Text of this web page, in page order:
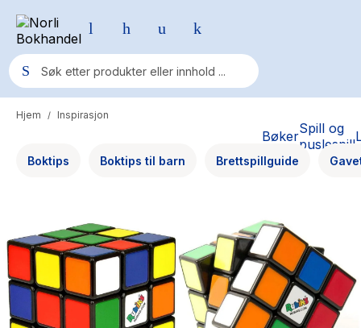
BøkerSpill og
puslespill
Populære søk
Yesteryear
Elizabeth Strout
Hitster
Boktips Boktips til barn Brettspillguide
Hjem / Inspirasjon